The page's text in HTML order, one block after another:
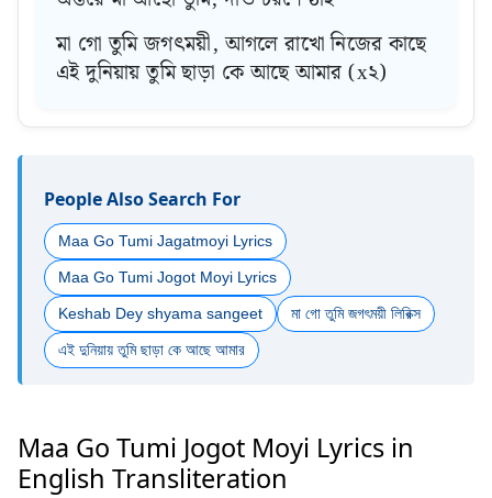
মা গো তুমি জগৎময়ী, আগলে রাখো নিজের কাছে
এই দুনিয়ায় তুমি ছাড়া কে আছে আমার (x২)
People Also Search For
Maa Go Tumi Jagatmoyi Lyrics
Maa Go Tumi Jogot Moyi Lyrics
Keshab Dey shyama sangeet মা গো তুমি জগৎময়ী লিরিক্স
এই দুনিয়ায় তুমি ছাড়া কে আছে আমার
Maa Go Tumi Jogot Moyi Lyrics in
English Transliteration